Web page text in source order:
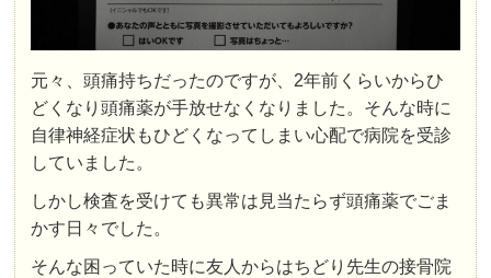
元々、頭痛持ちだったのですが、2年前くらいからひ
どくなり頭痛薬が手放せなくなりました。そんな時に
自律神経症状もひどくなってしまい心配で病院を受診
していました。
しかし検査を受けても異常は見当たらず頭痛薬でごま
かす日々でした。
そんな困っていた時に友人からはちどり先生の接骨院